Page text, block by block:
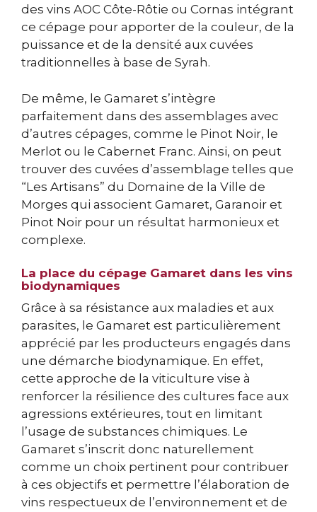
des vins AOC Côte-Rôtie ou Cornas intégrant
ce cépage pour apporter de la couleur, de la
puissance et de la densité aux cuvées
traditionnelles à base de Syrah.
De même, le Gamaret s’intègre
parfaitement dans des assemblages avec
d’autres cépages, comme le Pinot Noir, le
Merlot ou le Cabernet Franc. Ainsi, on peut
trouver des cuvées d’assemblage telles que
“Les Artisans” du Domaine de la Ville de
Morges qui associent Gamaret, Garanoir et
Pinot Noir pour un résultat harmonieux et
complexe.
La place du cépage Gamaret dans les vins
biodynamiques
Grâce à sa résistance aux maladies et aux
parasites, le Gamaret est particulièrement
apprécié par les producteurs engagés dans
une démarche biodynamique. En effet,
cette approche de la viticulture vise à
renforcer la résilience des cultures face aux
agressions extérieures, tout en limitant
l’usage de substances chimiques. Le
Gamaret s’inscrit donc naturellement
comme un choix pertinent pour contribuer
à ces objectifs et permettre l’élaboration de
vins respectueux de l’environnement et de